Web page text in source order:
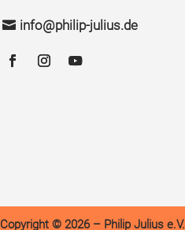
info@philip-julius.de
Copyright © 2026 – Philip Julius e.V.